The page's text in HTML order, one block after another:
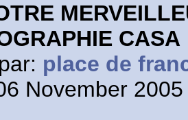
CASA
place de
November